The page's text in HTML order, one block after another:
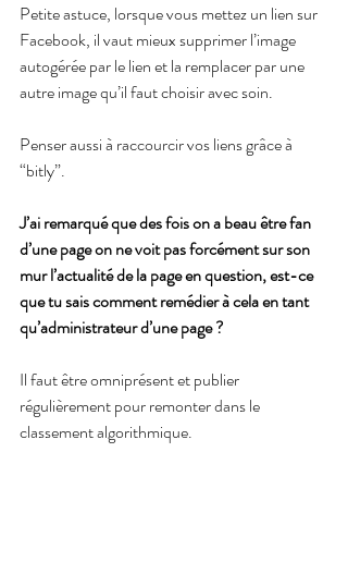
Petite astuce, lorsque vous mettez un lien sur
Facebook, il vaut mieux supprimer l’image
autogérée par le lien et la remplacer par une
autre image qu’il faut choisir avec soin.
Penser aussi à raccourcir vos liens grâce à
“bitly”.
J’ai remarqué que des fois on a beau être fan
d’une page on ne voit pas forcément sur son
mur l’actualité de la page en question, est-ce
que tu sais comment remédier à cela en tant
qu’administrateur d’une page ?
Il faut être omniprésent et publier
régulièrement pour remonter dans le
classement algorithmique.